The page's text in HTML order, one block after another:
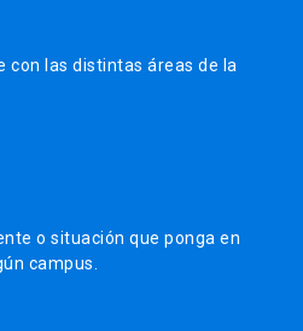
con las distintas áreas de la
o situación que ponga en
campus.